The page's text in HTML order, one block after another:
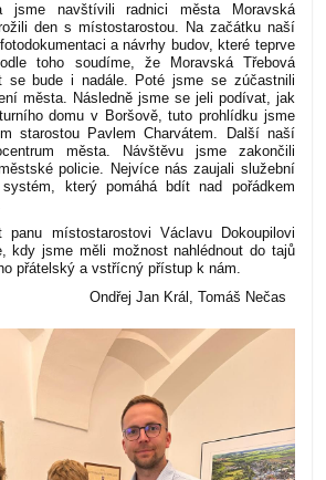
navštívili radnici města Moravská
den s místostarostou. Na začátku naší
a návrhy budov, které teprve
toho soudíme, že Moravská Třebová
se bude i nadále. Poté jsme se zúčastnili
města. Následně jsme se jeli podívat, jak
domu v Boršově, tuto prohlídku jsme
starostou Pavlem Charvátem. Další naší
města. Návštěvu jsme zakončili
policie. Nejvíce nás zaujali služební
který pomáhá bdít nad pořádkem
panu místostarostovi Václavu Dokoupilovi
kdy jsme měli možnost nahlédnout do tajů
přátelský a vstřícný přístup k nám.
Ondřej Jan Král, Tomáš Nečas